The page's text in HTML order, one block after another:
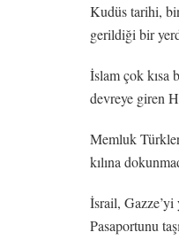
Kudüs tarihi,
gerildiği bir
İslam çok kısa
devreye giren
Memluk
kılına
İsrail, Gazze’yi
Pasaportunu